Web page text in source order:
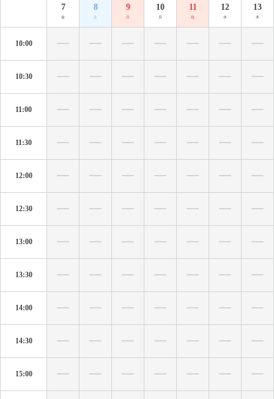
7
金
8
土
9
日
10
月
11
祝
12
水
13
木
10:00
10:30
11:00
11:30
12:00
12:30
13:00
13:30
14:00
14:30
15:00